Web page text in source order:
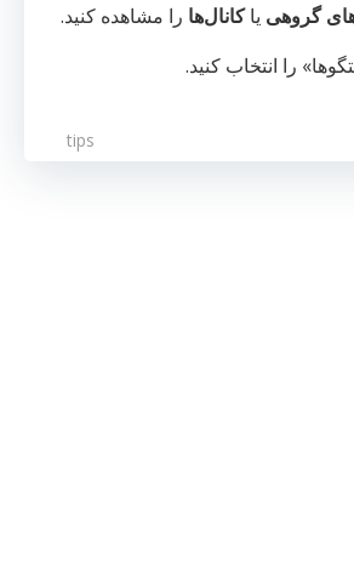
گروهی یاکانال‌ها را مشاهده کنید.
را انتخاب کنید.
tips